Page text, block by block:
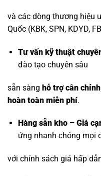
và các dòng thương hiệu
Quốc (KBK, SPN, KDYD,
Tư vấn kỹ thuật
đào tạo chuyên sâu
sẵn sàng hỗ trợ cân
hoàn toàn miễn phí.
Hàng sẵn kho – Giá
ứng nhanh chóng mọi
với chính sách giá hấp